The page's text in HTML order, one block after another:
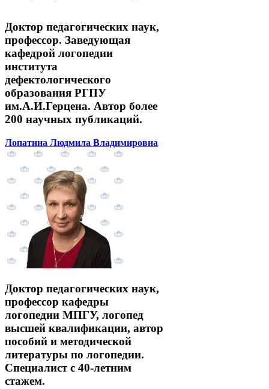
Доктор педагогических наук,
профессор. Заведующая
кафедрой логопедии
института
дефектологического
образования РГПУ
им.А.И.Герцена. Автор более
200 научных публикаций.
Лопатина Людмила Владимировна
Доктор педагогических наук,
профессор кафедры
логопедии МПГУ, логопед
высшей квалификации, автор
пособий и методической
литературы по логопедии.
Специалист с 40-летним
стажем.